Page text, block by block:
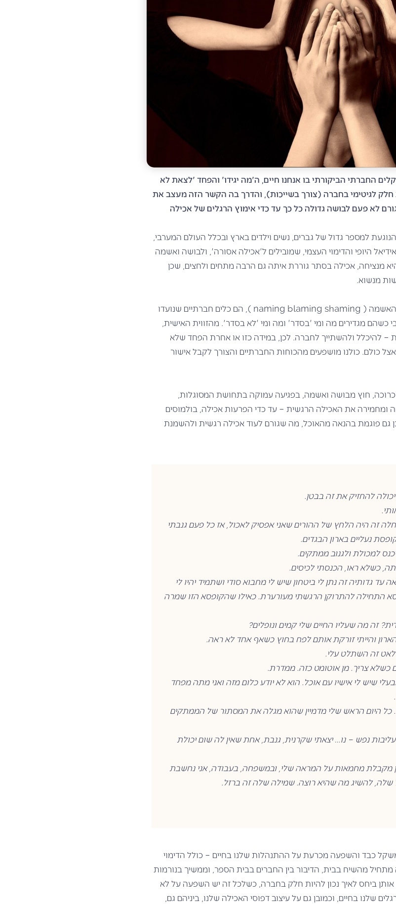
החברתי הביקורתי בו אנחנו חיים, ה'מה יגידו' והפחד 'לצאת לא
לגיטימי בחברה (צורך בשייכות) , והדרך בה הקשר הזה מעצב את
לא פעם לבושה גדולה כל כך עד כדי אימוץ הרגלים של אכילה
למספר גדול של גברים, נשים וילדים בארץ ובכלל העולם המערבי,
היופי והדימוי העצמי, שמובילים ל'אכילה אסורה', ולבושה ואשמה
מנציחה, אכילה בסתר גוררת איתה גם הרבה מתחים ולחצים, שכן
מנשוא.
מזווית המחקר הסוציולוגית, ביוש והאשמה ( naming blaming shaming ), הם כלים חברתיים שנועדו
מגדירים מה ומי 'בסדר' ומה ומי 'לא בסדר'. מהזווית האישית,
– להיכלל ולהשתייך לחברה. לכן, במידה כזו או אחרת הפחד שלא
כולם. כולנו מושפעים מהכוחות החברתיים והצורך לקבל אישור
כרוכה, חוץ מבושה ואשמה, בפגיעה עמוקה בתחושת המסוגלות,
ומחמירה את האכילה הרגשית – עד כדי הפרעות אכילה, בולמוסים
גם פוגמת בהנאה מהאוכל, מה שגורם לעוד אכילה רגשית ולהשמנת
להחזיק את זה בבטן.
זה היה הלחץ של ההורים שאני אפסיק לאכול, אז כל פעם גנבתי
נעליים בארון הבגדים.
למכולת ולגנוב ממתקים.
כשלא ראו, הכנסתי לכיסים.
גדותיה זה נתן לי ביטחון שיש לי מחבוא סודי ושתמיד יהיו לי
התחילה להתרוקן הרגשתי מעורערת. כאילו שהקופסא הזו שמרה
זה מה שעליו החיים שלי קמים ונופלים?
והייתי זורקת אותם לפח בחוץ כשאף אחד לא ראה.
זה השתלט עלי.
צריך. מן אוטומט כזה. ממדרת.
שיש לי אישיו עם אוכל. הוא לא יודע כלום מזה ואני מתה מפחד
היום הראש שלי מדמיין שהוא מגלה את המסתור של הממתקים
נפש – נו… יצאתי שקרנית, גנבת, אחת שאין לה שום יכולת
מקבלת מחמאות על המראה שלי, ובמשפחה, בעבודה, אני נחשבת
להשיג מה שהיא רוצה. שמילה שלה זה ברזל.
כבד והשפעה מכרעת על ההתנהלות שלנו בחיים – כולל הדימוי
מתחיל מהשיח בבית, הדיבור בין החברים בבית הספר, וממשיך בנורמות
אותן ביחס לאיך נכון להיות חלק בחברה, כשלכל זה יש השפעה על לא
שלנו בחיים, וכמובן גם על עיצוב דפוסי האכילה שלנו, ביניהם גם,